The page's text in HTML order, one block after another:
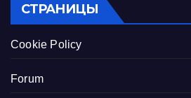
СТРАНИЦЫ
Cookie Policy
Forum